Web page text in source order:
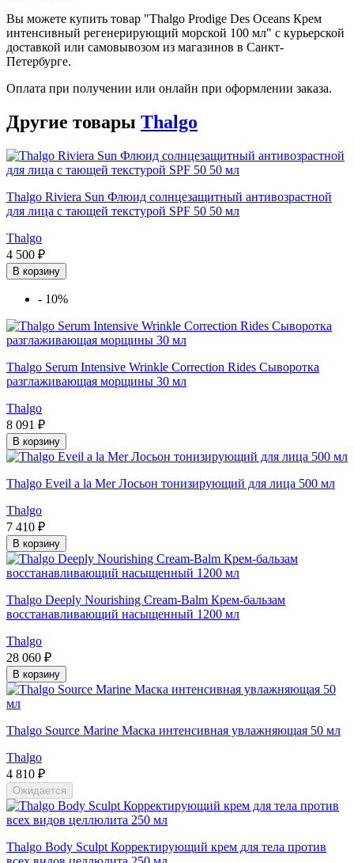
Вы можете купить товар "Thalgo Prodige Des Oceans Крем
интенсивный регенерирующий морской 100 мл" с курьерской
доставкой или самовывозом из магазинов в Санкт-
Петербурге.
Оплата при получении или онлайн при оформлении заказа.
Другие товары Thalgo
Thalgo Riviera Sun Флюид солнцезащитный антивозрастной
для лица с тающей текстурой SPF 50 50 мл
Thalgo
4 500 ₽
В корзину
- 10%
Thalgo Serum Intensive Wrinkle Correction Rides Сыворотка
разглаживающая морщины 30 мл
Thalgo
8 091 ₽
В корзину
Thalgo Eveil a la Mer Лосьон тонизирующий для лица 500 мл
Thalgo
7 410 ₽
В корзину
Thalgo Deeply Nourishing Cream-Balm Крем-бальзам
восстанавливающий насыщенный 1200 мл
Thalgo
28 060 ₽
В корзину
Thalgo Source Marine Маска интенсивная увлажняющая 50 мл
Thalgo
4 810 ₽
Ожидается
Thalgo Body Sculpt Корректирующий крем для тела против